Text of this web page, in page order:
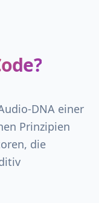
DNA einer
Prinzipien
die